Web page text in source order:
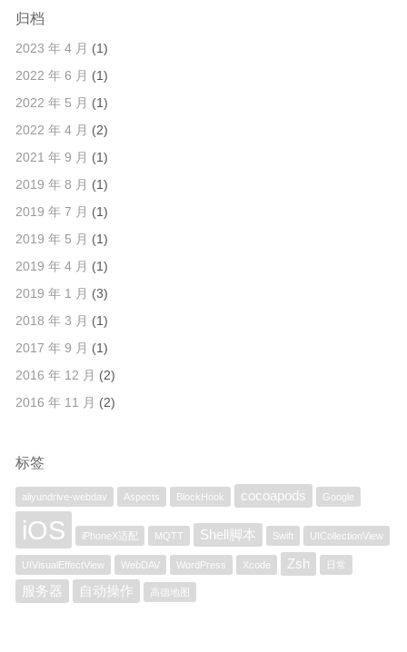
归档
2023 年 4 月 (1)
2022 年 6 月 (1)
2022 年 5 月 (1)
2022 年 4 月 (2)
2021 年 9 月 (1)
2019 年 8 月 (1)
2019 年 7 月 (1)
2019 年 5 月 (1)
2019 年 4 月 (1)
2019 年 1 月 (3)
2018 年 3 月 (1)
2017 年 9 月 (1)
2016 年 12 月 (2)
2016 年 11 月 (2)
标签
aliyundrive-webdav Aspects BlockHook cocoapods Google
iOS iPhoneX适配 MQTT Shell脚本 Swift UICollectionView
UIVisualEffectView WebDAV WordPress Xcode Zsh 日常
服务器 自动操作 高德地图